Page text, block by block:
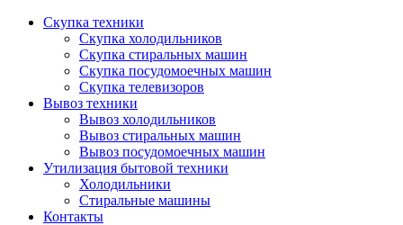
Скупка техники
Скупка холодильников
Скупка стиральных машин
Скупка посудомоечных машин
Скупка телевизоров
Вывоз техники
Вывоз холодильников
Вывоз стиральных машин
Вывоз посудомоечных машин
Утилизация бытовой техники
Холодильники
Стиральные машины
Контакты